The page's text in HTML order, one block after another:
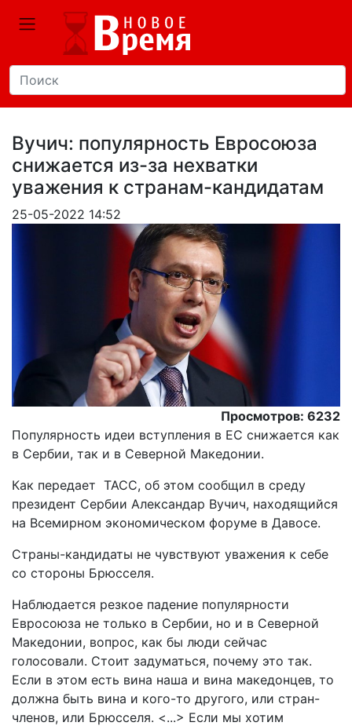
Вучич: популярность Евросоюза
снижается из-за нехватки
уважения к странам-кандидатам
25-05-2022 14:52
Просмотров: 6232
Популярность идеи вступления в ЕС снижается как
в Сербии, так и в Северной Македонии.
Как передает ТАСС, об этом сообщил в среду
президент Сербии Александар Вучич, находящийся
на Всемирном экономическом форуме в Давосе.
Страны-кандидаты не чувствуют уважения к себе
со стороны Брюсселя.
Наблюдается резкое падение популярности
Евросоюза не только в Сербии, но и в Северной
Македонии, вопрос, как бы люди сейчас
голосовали. Стоит задуматься, почему это так.
Если в этом есть вина наша и вина македонцев, то
должна быть вина и кого-то другого, или стран-
членов, или Брюсселя. <...> Если мы хотим